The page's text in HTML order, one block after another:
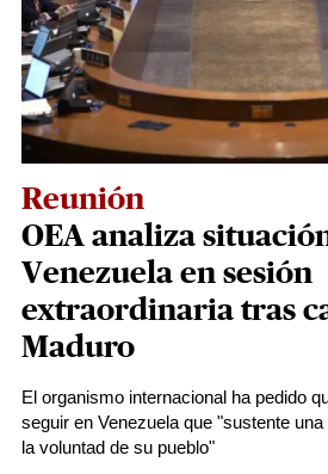
Reunión
OEA analiza
Venezuela en sesión
extraordinaria tras
Maduro
El organismo internacional ha pedido
seguir en Venezuela que "sustente
la voluntad de su pueblo"